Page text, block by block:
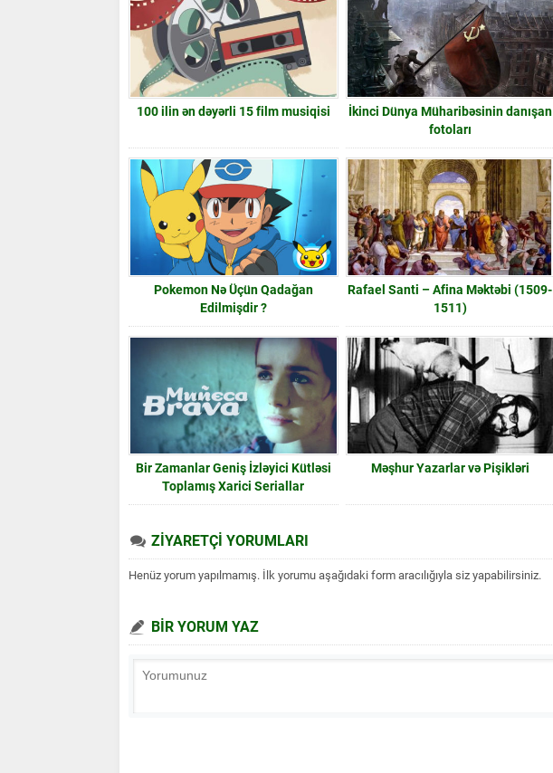
100 ilin ən dəyərli 15 film musiqisi
İkinci Dünya Müharibəsinin danışan
fotoları
Pokemon Nə Üçün Qadağan
Edilmişdir ?
Rafael Santi – Afina Məktəbi (1509-
1511)
Bir Zamanlar Geniş İzləyici Kütləsi
Toplamış Xarici Seriallar
Məşhur Yazarlar və Pişikləri
ZİYARETÇİ YORUMLARI
Henüz yorum yapılmamış. İlk yorumu aşağıdaki form aracılığıyla siz yapabilirsiniz.
BİR YORUM YAZ